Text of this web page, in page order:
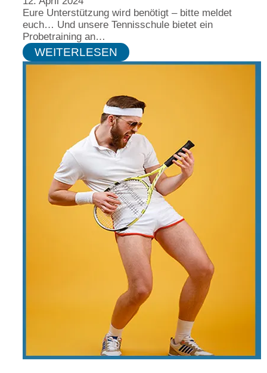
Eure Unterstützung wird benötigt – bitte meldet
euch… Und unsere Tennisschule bietet ein
Probetraining an…
WEITERLESEN